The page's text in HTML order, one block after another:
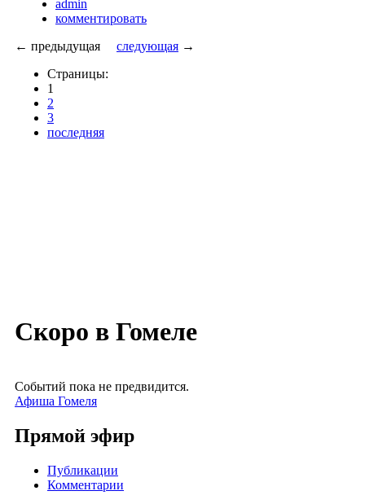
admin
комментировать
← предыдущая следующая →
Страницы:
1
2
3
последняя
Скоро в Гомеле
Событий пока не предвидится.
Афиша Гомеля
Прямой эфир
Публикации
Комментарии